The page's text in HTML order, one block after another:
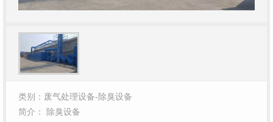
类别：废气处理设备-除臭设备
简介： 除臭设备